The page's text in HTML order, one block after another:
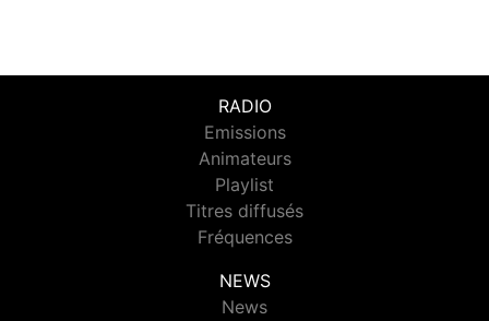
RADIO
Emissions
Animateurs
Playlist
Titres diffusés
Fréquences
NEWS
News